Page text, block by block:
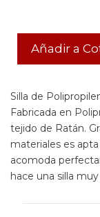
Añadir a
Silla de
Fabricada en
tejido de Ratán.
materiales es
acomoda
hace una silla